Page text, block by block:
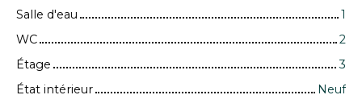
Salle d'eau
1
WC
2
Étage
3
État intérieur
Neuf